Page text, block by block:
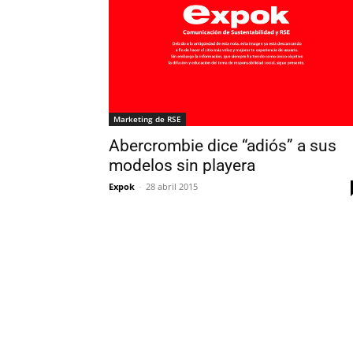
Marketing de RSE
Abercrombie dice “adiós” a sus
modelos sin playera
Expok - 28 abril 2015